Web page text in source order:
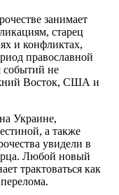
занимает
старец
и конфликтах,
православной
событий не
Восток, США и
Украине,
а также
увидели в
Любой новый
трактоваться как